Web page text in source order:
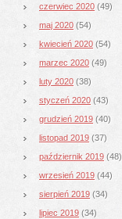
czerwiec 2020 (49)
maj 2020 (54)
kwiecień 2020 (54)
marzec 2020 (49)
luty 2020 (38)
styczeń 2020 (43)
grudzień 2019 (40)
listopad 2019 (37)
październik 2019 (48)
wrzesień 2019 (44)
sierpień 2019 (34)
lipiec 2019 (34)